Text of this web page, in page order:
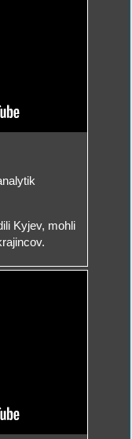
Kyjev, mohli